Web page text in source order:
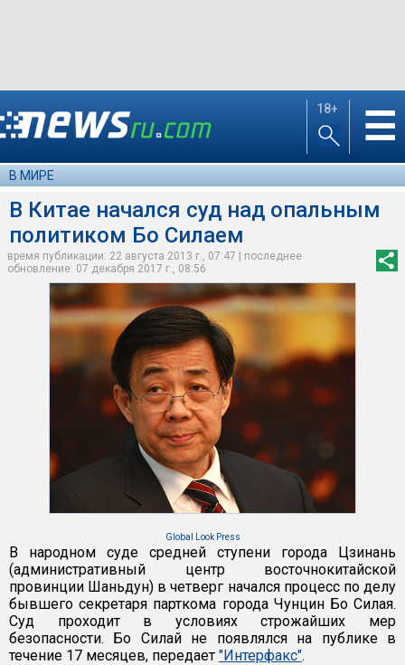
18+ ☰
В МИРЕ
В Китае начался суд над опальным
политиком Бо Силаем
время публикации: 22 августа 2013 г., 07:47 | последнее
обновление: 07 декабря 2017 г., 08:56
Global Look Press
В народном суде средней ступени города Цзинань
(административный центр восточнокитайской
провинции Шаньдун) в четверг начался процесс по делу
бывшего секретаря парткома города Чунцин Бо Силая.
Суд проходит в условиях строжайших мер
безопасности. Бо Силай не появлялся на публике в
течение 17 месяцев, передает "Интерфакс".